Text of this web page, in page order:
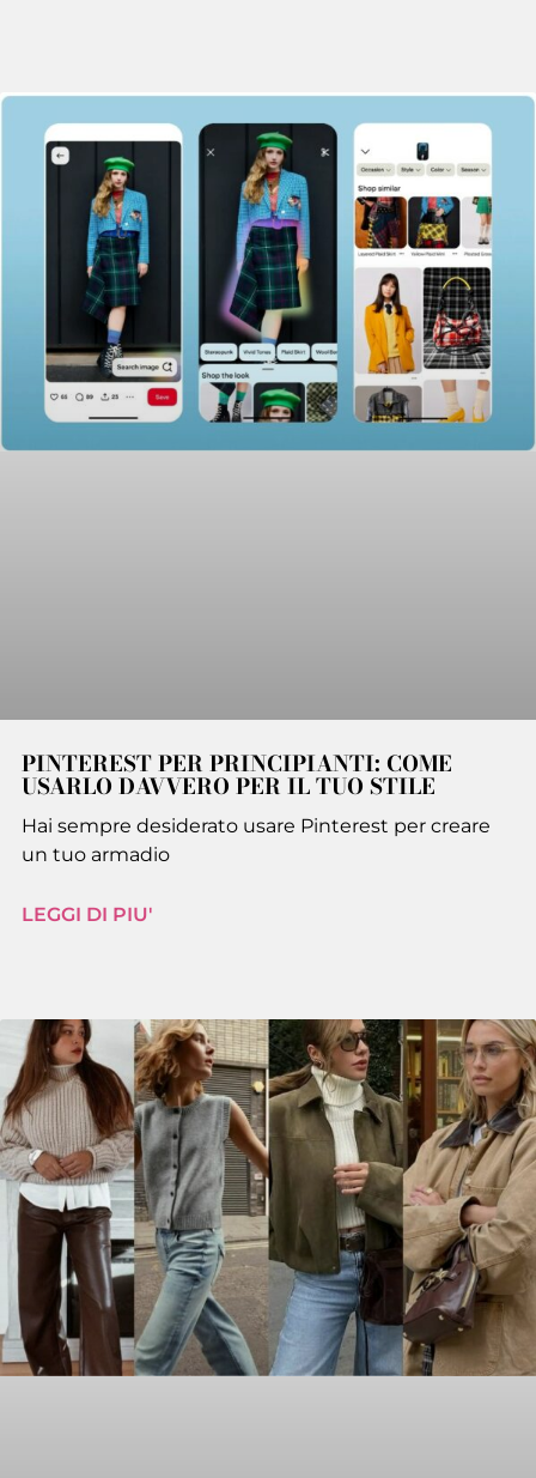
PINTEREST PER PRINCIPIANTI: COME
USARLO DAVVERO PER IL TUO STILE
Hai sempre desiderato usare Pinterest per creare
un tuo armadio
LEGGI DI PIU'